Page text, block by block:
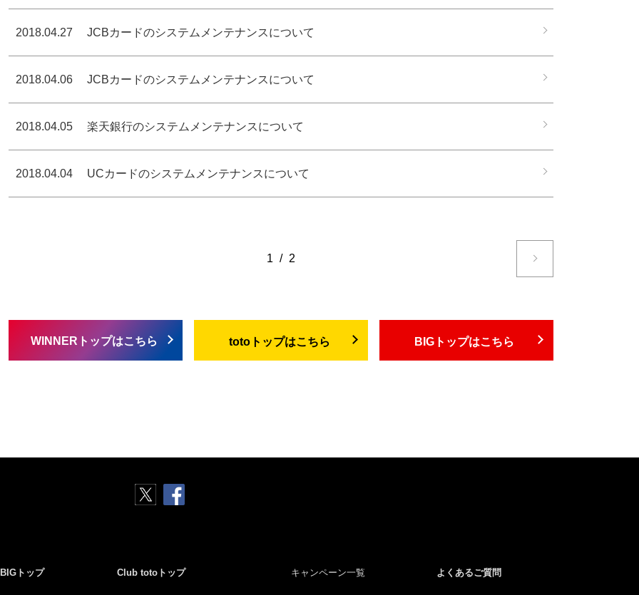
2018.04.27 JCBカードのシステムメンテナンスについて
2018.04.06 JCBカードのシステムメンテナンスについて
2018.04.05 楽天銀行のシステムメンテナンスについて
2018.04.04 UCカードのシステムメンテナンスについて
1 / 2
WINNERトップはこちら totoトップはこちら BIGトップはこちら
BIGトップ Club totoトップ キャンペーン一覧 よくあるご質問